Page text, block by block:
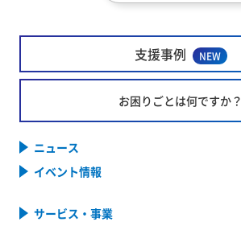
支援事例 NEW
お困りごとは何ですか？
ニュース
イベント情報
サービス・事業